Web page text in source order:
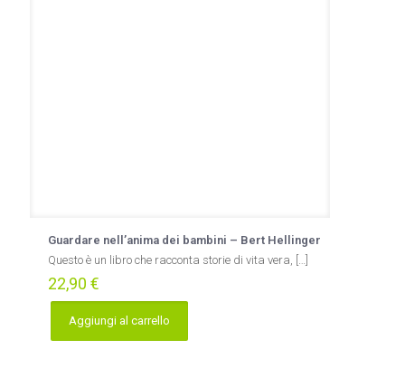
Guardare nell’anima dei bambini – Bert Hellinger
Questo è un libro che racconta storie di vita vera, […]
22,90 €
Aggiungi al carrello